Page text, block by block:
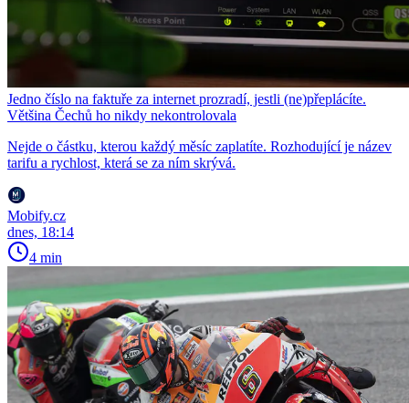
Jedno číslo na faktuře za internet prozradí, jestli (ne)přeplácíte.
Většina Čechů ho nikdy nekontrolovala
Nejde o částku, kterou každý měsíc zaplatíte. Rozhodující je název
tarifu a rychlost, která se za ním skrývá.
Mobify.cz
dnes, 18:14
4 min